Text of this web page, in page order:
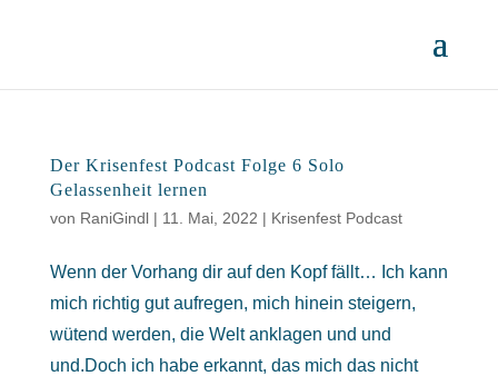
Der Krisenfest Podcast Folge 6 Solo
Gelassenheit lernen
von RaniGindl| 11. Mai, 2022 | Krisenfest Podcast
Wenn der Vorhang dir auf den Kopf fällt… Ich kann
mich richtig gut aufregen, mich hinein steigern,
wütend werden, die Welt anklagen und und
und.Doch ich habe erkannt, das mich das nicht